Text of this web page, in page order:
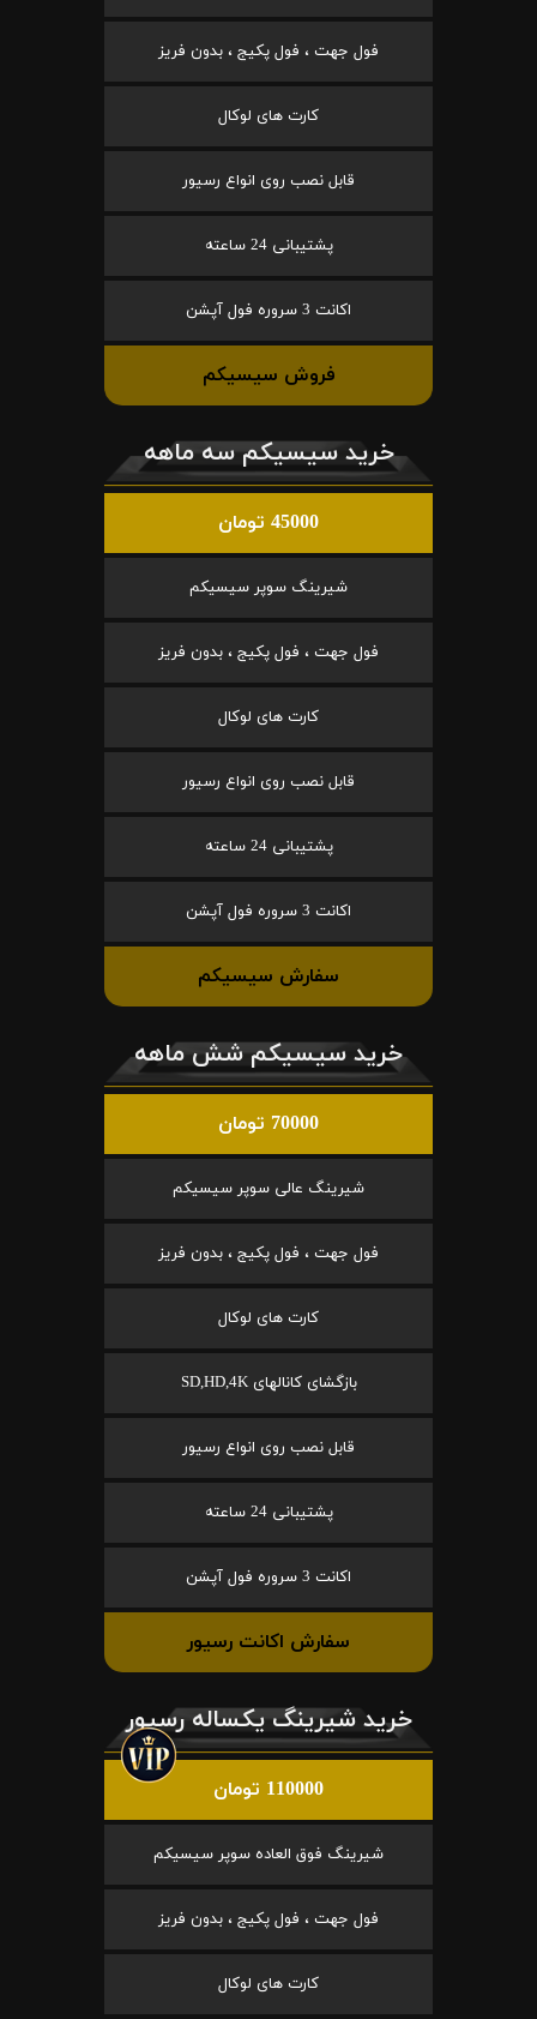
فول جهت ، فول پکیج ، بدون فریز
کارت های لوکال
قابل نصب روی انواع رسیور
پشتیبانی 24 ساعته
اکانت 3 سروره فول آپشن
فروش سیسیکم
خرید سیسیکم سه ماهه
45000 تومان
شیرینگ سوپر سیسیکم
فول جهت ، فول پکیج ، بدون فریز
کارت های لوکال
قابل نصب روی انواع رسیور
پشتیبانی 24 ساعته
اکانت 3 سروره فول آپشن
سفارش سیسیکم
خرید سیسیکم شش ماهه
70000 تومان
شیرینگ عالی سوپر سیسیکم
فول جهت ، فول پکیج ، بدون فریز
کارت های لوکال
بازگشای کانالهای SD,HD,4K
قابل نصب روی انواع رسیور
پشتیبانی 24 ساعته
اکانت 3 سروره فول آپشن
سفارش اکانت رسیور
خرید شیرینگ یکساله رسیور
110000 تومان
شیرینگ فوق العاده سوپر سیسیکم
فول جهت ، فول پکیج ، بدون فریز
کارت های لوکال